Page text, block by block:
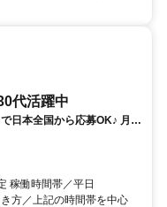
代活躍中
稼働時間帯／平日
方／上記の時間帯を中心